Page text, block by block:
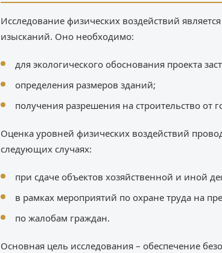
Исследование физических воздействий
изысканий. Оно необходимо:
для экологического обоснования проекта
определения размеров зданий;
получения разрешения на строительство
Оценка уровней физических воздействий
следующих случаях:
при сдаче объектов хозяйственной и иной
в рамках мероприятий по охране труда на
по жалобам граждан.
Основная цель исследования – обеспечение